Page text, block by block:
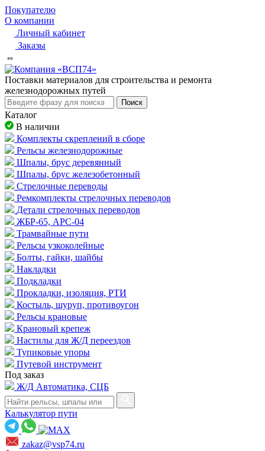
Покупателю
О компании
Личный кабинет
Заказы
Пocтaвки мaтepиaлoв для cтpoитeльcтвa и peмoнтa
жeлeзнoдopoжныx путeй
Поиск
Каталог
В наличии
Комплекты скреплений в сборе
Рельсы железнодорожные
Шпалы, брус деревянный
Шпалы, брус железобетонный
Стрелочные переводы
Ремкомплекты стрелочных переводов
Детали стрелочных переводов
ЖБР-65, АРС-04
Трамвайные пути
Рельсы узкоколейные
Болты, гайки, шайбы
Накладки
Подкладки
Прокладки, изоляция, РТИ
Костыль, шуруп, противоугон
Рельсы крановые
Крановый крепеж
Настилы для Ж/Д переездов
Тупиковые упоры
Путевой инструмент
Под заказ
Ж/Д Автоматика, СЦБ
Калькулятор пути
zakaz@vsp74.ru